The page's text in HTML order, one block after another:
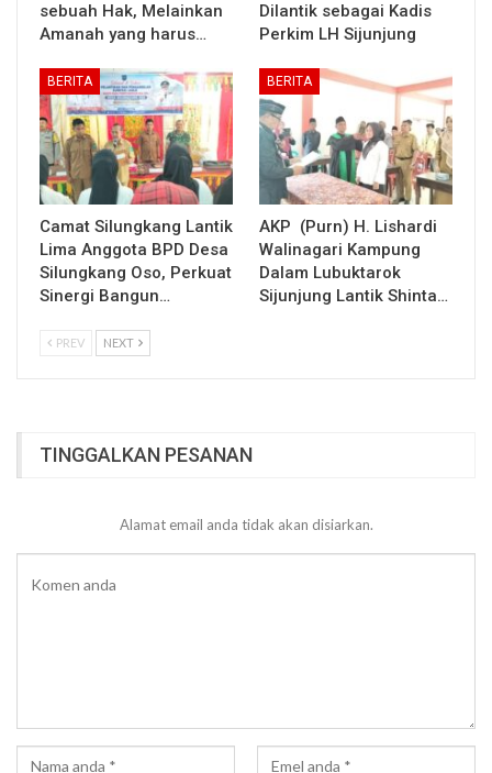
sebuah Hak, Melainkan
Amanah yang harus…
Dilantik sebagai Kadis
Perkim LH Sijunjung
BERITA
Camat Silungkang Lantik
Lima Anggota BPD Desa
Silungkang Oso, Perkuat
Sinergi Bangun…
BERITA
AKP (Purn) H. Lishardi
Walinagari Kampung
Dalam Lubuktarok
Sijunjung Lantik Shinta…
PREV NEXT
TINGGALKAN PESANAN
Alamat email anda tidak akan disiarkan.